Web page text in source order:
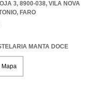
3, 8900-038, VILA NOVA
, FARO
MANTA DOCE
Mapa